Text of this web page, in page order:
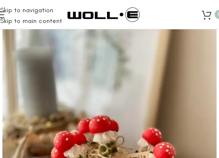
Skip to navigation
Skip to main content